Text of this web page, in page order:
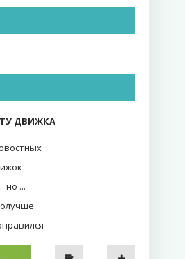
ДВИЖКА
но ...